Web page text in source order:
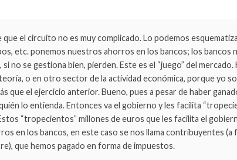
el circuito no es muy complicado. Lo podemos
etc. ponemos nuestros ahorros en los bancos; los bancos
no se gestiona bien, pierden. Este es el “juego” del mercado.
o en otro sector de la actividad económica, porque yo
que el ejercicio anterior. Bueno, pues a pesar de haber
lo entienda. Entonces va el gobierno y les facilita
“tropecientos” millones de euros que les facilita el
en los bancos, en este caso se nos llama contribuyentes (a
que hemos pagado en forma de impuestos.